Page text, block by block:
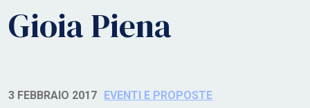
Gioia Piena
3 FEBBRAIO 2017 EVENTI E PROPOSTE